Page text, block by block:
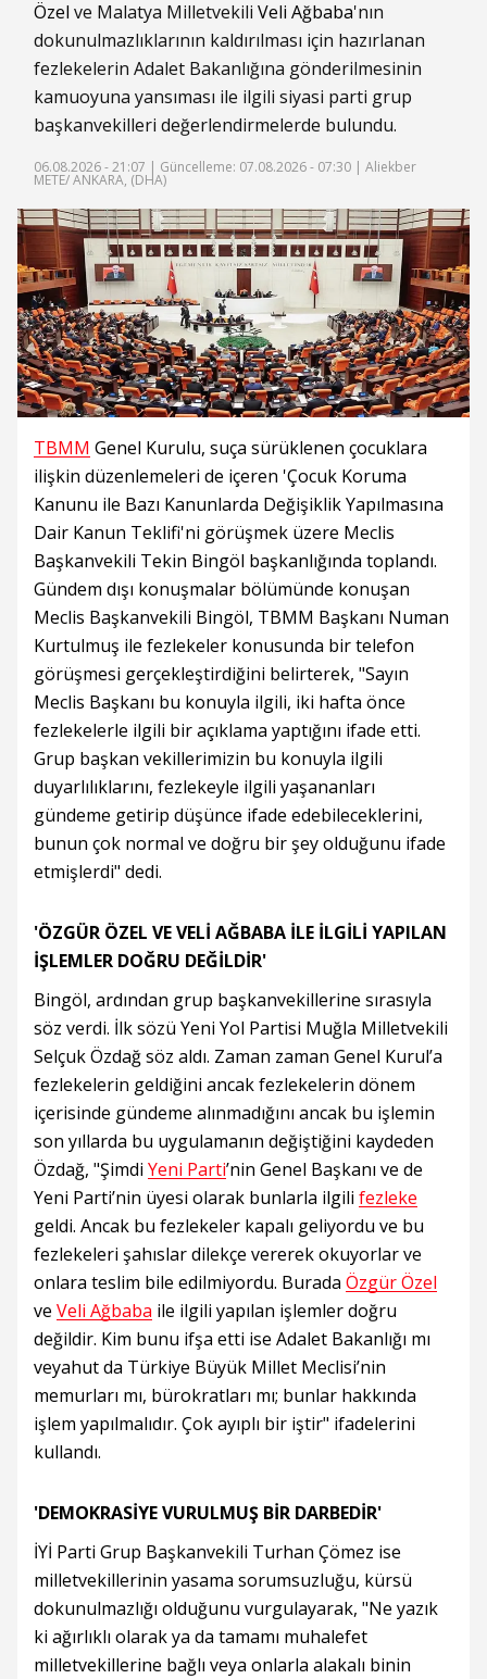
Özel ve Malatya Milletvekili Veli Ağbaba'nın
dokunulmazlıklarının kaldırılması için hazırlanan
fezlekelerin Adalet Bakanlığına gönderilmesinin
kamuoyuna yansıması ile ilgili siyasi parti grup
başkanvekilleri değerlendirmelerde bulundu.
06.08.2026 - 21:07 | Güncelleme: 07.08.2026 - 07:30 | Aliekber
METE/ ANKARA, (DHA)
TBMM Genel Kurulu, suça sürüklenen çocuklara
ilişkin düzenlemeleri de içeren 'Çocuk Koruma
Kanunu ile Bazı Kanunlarda Değişiklik Yapılmasına
Dair Kanun Teklifi'ni görüşmek üzere Meclis
Başkanvekili Tekin Bingöl başkanlığında toplandı.
Gündem dışı konuşmalar bölümünde konuşan
Meclis Başkanvekili Bingöl, TBMM Başkanı Numan
Kurtulmuş ile fezlekeler konusunda bir telefon
görüşmesi gerçekleştirdiğini belirterek, "Sayın
Meclis Başkanı bu konuyla ilgili, iki hafta önce
fezlekelerle ilgili bir açıklama yaptığını ifade etti.
Grup başkan vekillerimizin bu konuyla ilgili
duyarlılıklarını, fezlekeyle ilgili yaşananları
gündeme getirip düşünce ifade edebileceklerini,
bunun çok normal ve doğru bir şey olduğunu ifade
etmişlerdi" dedi.
'ÖZGÜR ÖZEL VE VELİ AĞBABA İLE İLGİLİ YAPILAN
İŞLEMLER DOĞRU DEĞİLDİR'
Bingöl, ardından grup başkanvekillerine sırasıyla
söz verdi. İlk sözü Yeni Yol Partisi Muğla Milletvekili
Selçuk Özdağ söz aldı. Zaman zaman Genel Kurul’a
fezlekelerin geldiğini ancak fezlekelerin dönem
içerisinde gündeme alınmadığını ancak bu işlemin
son yıllarda bu uygulamanın değiştiğini kaydeden
Özdağ, "Şimdi Yeni Parti’nin Genel Başkanı ve de
Yeni Parti’nin üyesi olarak bunlarla ilgili fezleke
geldi. Ancak bu fezlekeler kapalı geliyordu ve bu
fezlekeleri şahıslar dilekçe vererek okuyorlar ve
onlara teslim bile edilmiyordu. Burada Özgür Özel
ve Veli Ağbaba ile ilgili yapılan işlemler doğru
değildir. Kim bunu ifşa etti ise Adalet Bakanlığı mı
veyahut da Türkiye Büyük Millet Meclisi’nin
memurları mı, bürokratları mı; bunlar hakkında
işlem yapılmalıdır. Çok ayıplı bir iştir" ifadelerini
kullandı.
'DEMOKRASİYE VURULMUŞ BİR DARBEDİR'
İYİ Parti Grup Başkanvekili Turhan Çömez ise
milletvekillerinin yasama sorumsuzluğu, kürsü
dokunulmazlığı olduğunu vurgulayarak, "Ne yazık
ki ağırlıklı olarak ya da tamamı muhalefet
milletvekillerine bağlı veya onlarla alakalı binin